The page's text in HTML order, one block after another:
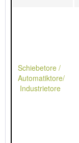
Schiebetore /
Automatiktore/
Industrietore